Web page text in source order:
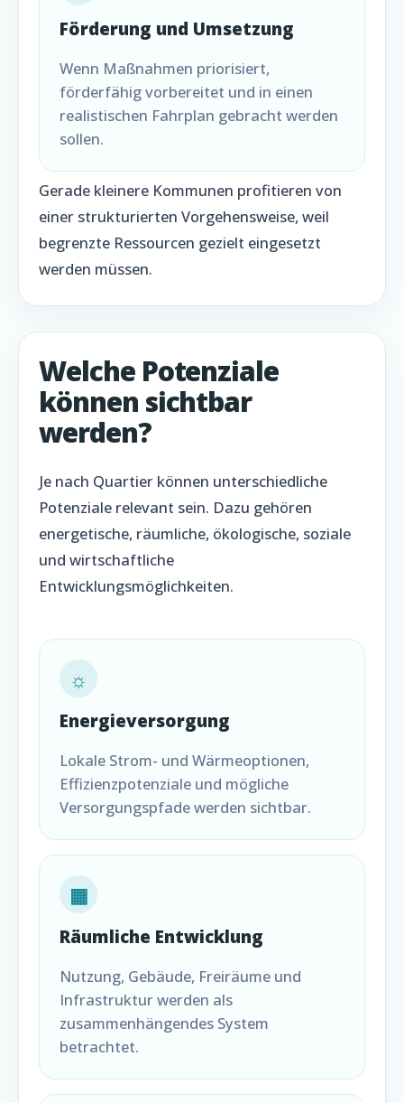
Förderung und Umsetzung
Wenn Maßnahmen priorisiert,
förderfähig vorbereitet und in einen
realistischen Fahrplan gebracht werden
sollen.
Gerade kleinere Kommunen profitieren von
einer strukturierten Vorgehensweise, weil
begrenzte Ressourcen gezielt eingesetzt
werden müssen.
Welche Potenziale
können sichtbar
werden?
Je nach Quartier können unterschiedliche
Potenziale relevant sein. Dazu gehören
energetische, räumliche, ökologische, soziale
und wirtschaftliche
Entwicklungsmöglichkeiten.
☼
Energieversorgung
Lokale Strom- und Wärmeoptionen,
Effizienzpotenziale und mögliche
Versorgungspfade werden sichtbar.
▦
Räumliche Entwicklung
Nutzung, Gebäude, Freiräume und
Infrastruktur werden als
zusammenhängendes System
betrachtet.